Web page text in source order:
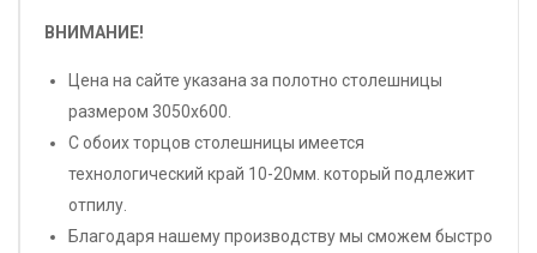
ВНИМАНИЕ!
Цена на сайте указана за полотно столешницы
размером 3050х600.
С обоих торцов столешницы имеется
технологический край 10-20мм. который подлежит
отпилу.
Благодаря нашему производству мы сможем быстро